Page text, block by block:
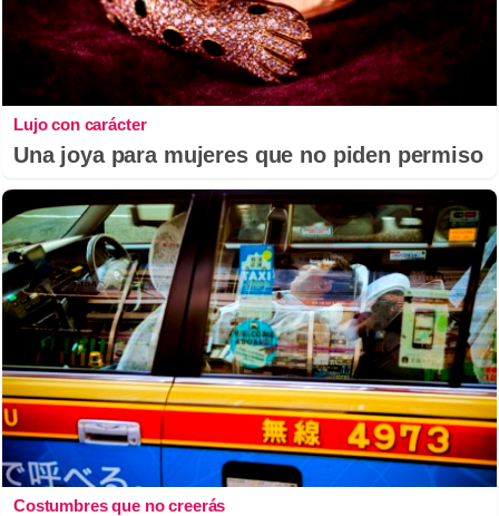
Lujo con carácter
Una joya para mujeres que no piden permiso
Costumbres que no creerás